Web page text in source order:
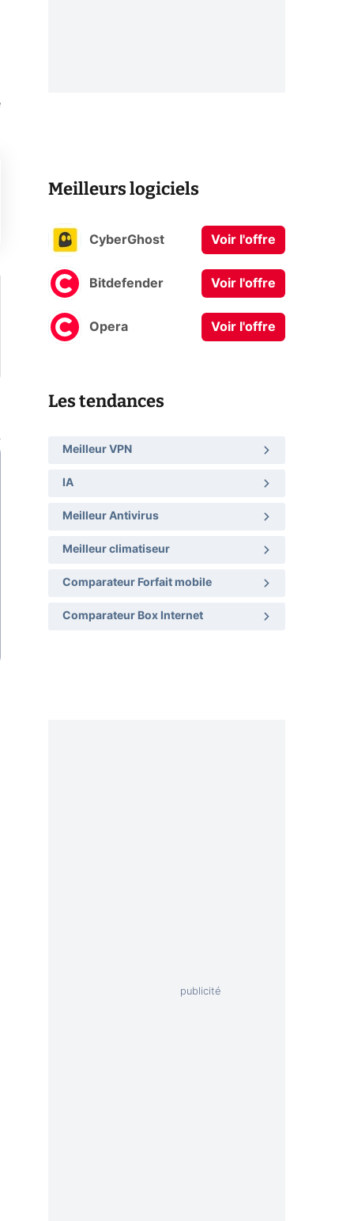
Meilleurs logiciels
CyberGhost Voir l'offre
Bitdefender Voir l'offre
Opera Voir l'offre
Les tendances
Meilleur VPN
IA
Meilleur Antivirus
Meilleur climatiseur
Comparateur Forfait mobile
Comparateur Box Internet